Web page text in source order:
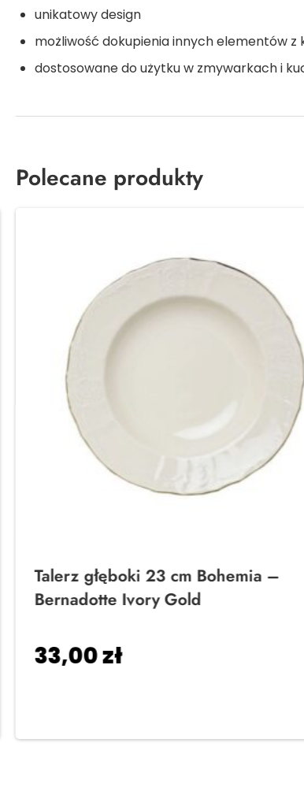
unikatowy design
możliwość dokupienia innych elementów z
dostosowane do użytku w zmywarkach i
Polecane produkty
Talerz głęboki 23 cm Bohemia –
Bernadotte Ivory Gold
33,00zł